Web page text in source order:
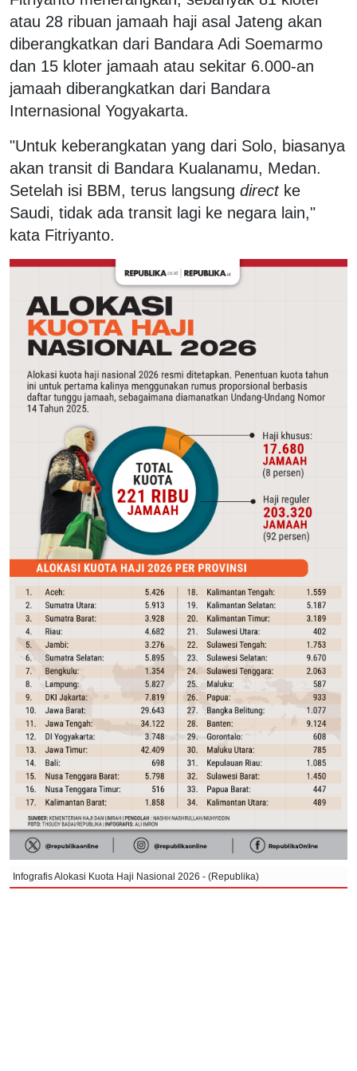
atau 28 ribuan jamaah haji asal Jateng akan
diberangkatkan dari Bandara Adi Soemarmo
dan 15 kloter jamaah atau sekitar 6.000-an
jamaah diberangkatkan dari Bandara
Internasional Yogyakarta.
"Untuk keberangkatan yang dari Solo, biasanya
akan transit di Bandara Kualanamu, Medan.
Setelah isi BBM, terus langsung directke
Saudi, tidak ada transit lagi ke negara lain,"
kata Fitriyanto.
Infografis Alokasi Kuota Haji Nasional 2026 - (Republika)